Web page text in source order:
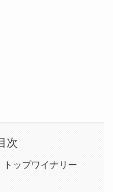
次
トップワイナリー